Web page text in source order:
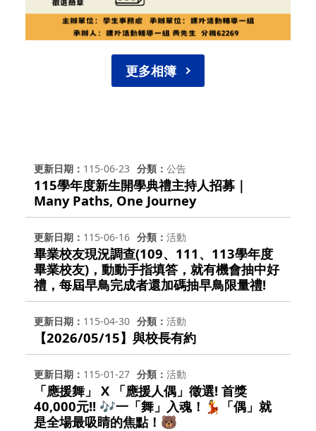
更多相簿
更新日期 115-06-23 分類 公告
115學年度新生開學典禮主持人招募｜
Many Paths, One Journey
更新日期 115-06-16 分類 活動
畢業校友現況調查(109、111、113學年度
畢業校友)，動動手指填答，就有機會抽中好
禮，每屆早鳥完成者還加碼抽早鳥限量禮!
更新日期 115-04-30 分類 活動
【2026/05/15】與校長有約
更新日期 115-01-27 分類 活動
「應援舞」 X 「應援人偶」徵選! 首獎
40,000元!! 🎶一「舞」入魂！💃「偶」就
是全場最吸睛的焦點！🐻